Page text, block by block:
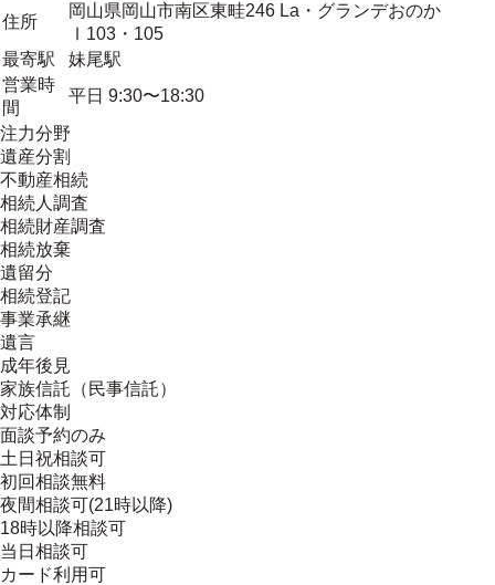
住所
岡山県岡山市南区東畦246 La・グランデおのか
Ⅰ103・105
最寄駅
妹尾駅
営業時
間
平日 9:30〜18:30
注力分野
遺産分割
不動産相続
相続人調査
相続財産調査
相続放棄
遺留分
相続登記
事業承継
遺言
成年後見
家族信託（民事信託）
対応体制
面談予約のみ
土日祝相談可
初回相談無料
夜間相談可(21時以降)
18時以降相談可
当日相談可
カード利用可